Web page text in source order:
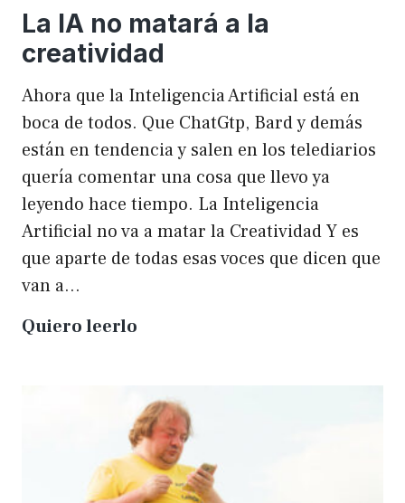
SEO
La IA no matará a la
creatividad
Ahora que la Inteligencia Artificial está en
boca de todos. Que ChatGtp, Bard y demás
están en tendencia y salen en los telediarios
quería comentar una cosa que llevo ya
leyendo hace tiempo. La Inteligencia
Artificial no va a matar la Creatividad Y es
que aparte de todas esas voces que dicen que
van a…
Quiero leerlo
matará
a
la
creatividad